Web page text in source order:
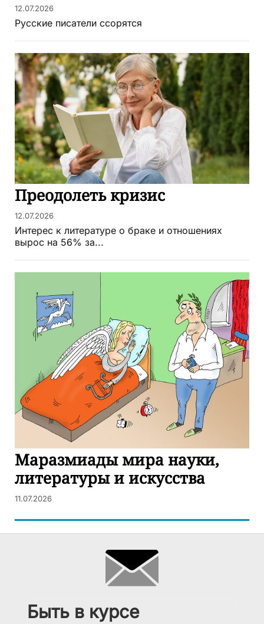
12.07.2026
Русские писатели ссорятся
Преодолеть кризис
12.07.2026
Интерес к литературе о браке и отношениях
вырос на 56% за...
Маразмиады мира науки,
литературы и искусства
11.07.2026
Быть в курсе